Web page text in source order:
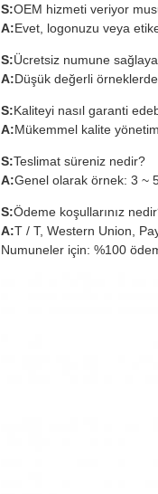
S:OEM hizmeti veriyor
A:Evet, logonuzu veya
S:Ücretsiz numune
A:Düşük değerli
S:Kaliteyi nasıl garanti
A:Mükemmel kalite
S:Teslimat süreniz nedir?
A:Genel olarak örnek: 3 ~
S:Ödeme koşullarınız
A:T / T, Western Union,
Numuneler için: %100